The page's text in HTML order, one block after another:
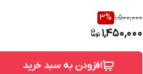
1,500,000
3%
1,450,000
افزودن به سبد خرید